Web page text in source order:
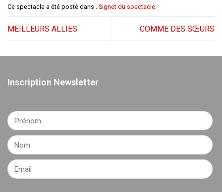
Ce spectacle a été posté dans . Signet du spectacle.
MEILLEURS ALLIES COMME DES SŒURS
Inscription Newsletter